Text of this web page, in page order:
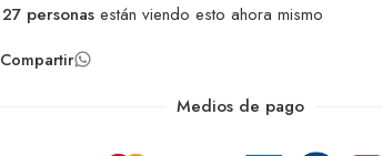
27 personas están viendo esto ahora mismo
Compartir
Medios de pago